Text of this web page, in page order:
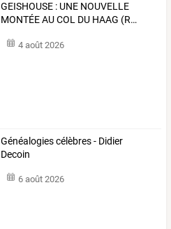
GEISHOUSE : UNE NOUVELLE
MONTÉEAUCOL DU HAAG (R…
4 août 2026
Généalogies célèbres - Didier
Decoin
6 août 2026